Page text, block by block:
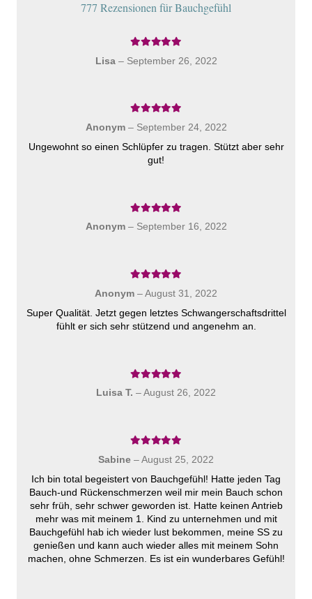
777 Rezensionen fürBauchgefühl
Lisa – September 26, 2022
Anonym – September 24, 2022
Ungewohnt so einen Schlüpfer zu tragen. Stützt aber sehr
gut!
Anonym – September 16, 2022
Anonym –August 31, 2022
Super Qualität. Jetzt gegen letztes Schwangerschaftsdrittel
fühlt er sich sehr stützend und angenehm an.
Luisa T. –August 26, 2022
Sabine –August 25, 2022
Ich bin total begeistert von Bauchgefühl! Hatte jeden Tag
Bauch-und Rückenschmerzen weil mir mein Bauch schon
sehr früh, sehr schwer geworden ist. Hatte keinen Antrieb
mehr was mit meinem 1. Kind zu unternehmen und mit
Bauchgefühl hab ich wieder lust bekommen, meine SS zu
genießen und kann auch wieder alles mit meinem Sohn
machen, ohne Schmerzen. Es ist ein wunderbares Gefühl!